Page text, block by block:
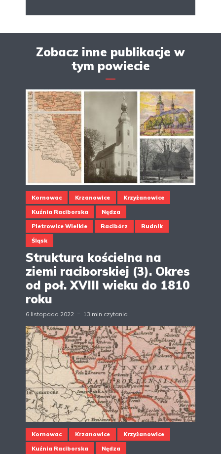
Zobacz inne publikacje w
tym powiecie
Kornowac Krzanowice Krzyżanowice
Kuźnia Raciborska Nędza
Pietrowice Wielkie Racibórz Rudnik
Śląsk
Struktura kościelna na
ziemi raciborskiej (3). Okres
od poł. XVIII wieku do 1810
roku
6 listopada 2022 13 min czytania
Kornowac Krzanowice Krzyżanowice
Kuźnia Raciborska Nędza